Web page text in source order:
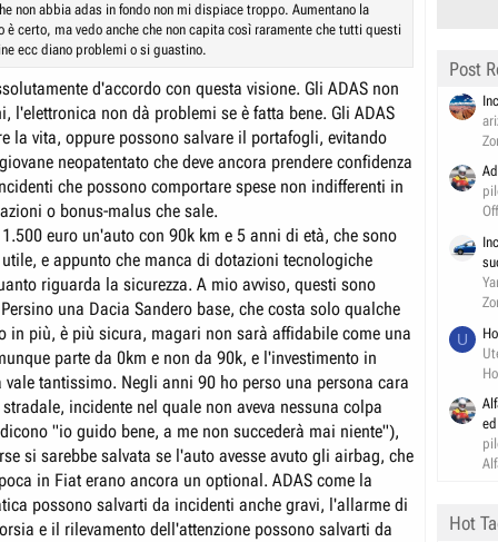
non abbia adas in fondo non mi dispiace troppo. Aumentano la
è certo, ma vedo anche che non capita così raramente che tutti questi
ecc diano problemi o si guastino.
d'accordo con questa visione. Gli ADAS non
l'elettronica non dà problemi se è fatta bene. Gli ADAS
la vita, oppure possono salvare il portafogli, evitando
neopatentato che deve ancora prendere confidenza
che possono comportare spese non indifferenti in
o bonus-malus che sale.
euro un'auto con 90k km e 5 anni di età, che sono
e appunto che manca di dotazioni tecnologiche
riguarda la sicurezza. A mio avviso, questi sono
una Dacia Sandero base, che costa solo qualche
in più, è più sicura, magari non sarà affidabile come una
parte da 0km e non da 90k, e l'investimento in
vale tantissimo. Negli anni 90 ho perso una persona cara
incidente nel quale non aveva nessuna colpa
"io guido bene, a me non succederà mai niente"),
si sarebbe salvata se l'auto avesse avuto gli airbag, che
in Fiat erano ancora un optional. ADAS come la
possono salvarti da incidenti anche gravi, l'allarme di
e il rilevamento dell'attenzione possono salvarti da
Post
U
Hot